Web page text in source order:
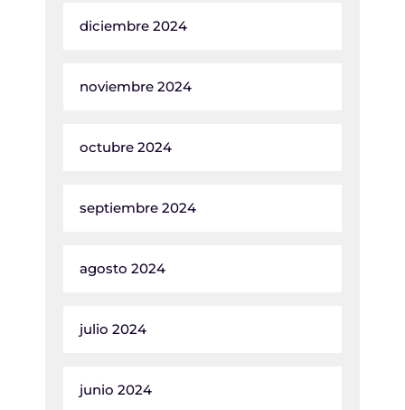
diciembre 2024
noviembre 2024
octubre 2024
septiembre 2024
agosto 2024
julio 2024
junio 2024